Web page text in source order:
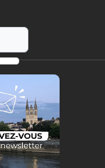
https://radio-g.fr?11298